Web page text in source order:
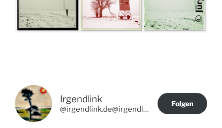
Irgendlink
@irgendlink.de@irgendlink.de
Folgen